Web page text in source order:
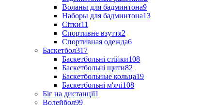
Воланы для бадминтона9
Наборы для бадминтона13
Сітки11
Спортивне взуття2
Спортивная одежда6
Баскетбол317
Баскетбольні стійки108
Баскетбольні щити82
Баскетбольные кольца19
Баскетбольні м'ячі108
Біг на дистанції1
Волейбол99